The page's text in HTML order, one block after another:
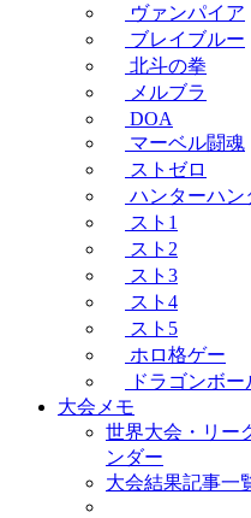
ヴァンパイア
ブレイブルー
北斗の拳
メルブラ
DOA
マーベル闘魂
ストゼロ
ハンターハン
スト1
スト2
スト3
スト4
スト5
ホロ格ゲー
ドラゴンボー
大会メモ
世界大会・リー
ンダー
大会結果記事一